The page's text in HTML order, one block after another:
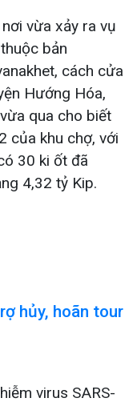
vừa xảy ra vụ
bản
cách cửa
Hướng Hóa,
qua cho biết
của khu chợ, với
30 ki ốt đã
4,32 tỷ Kip.
hủy, hoãn tour
virus SARS-